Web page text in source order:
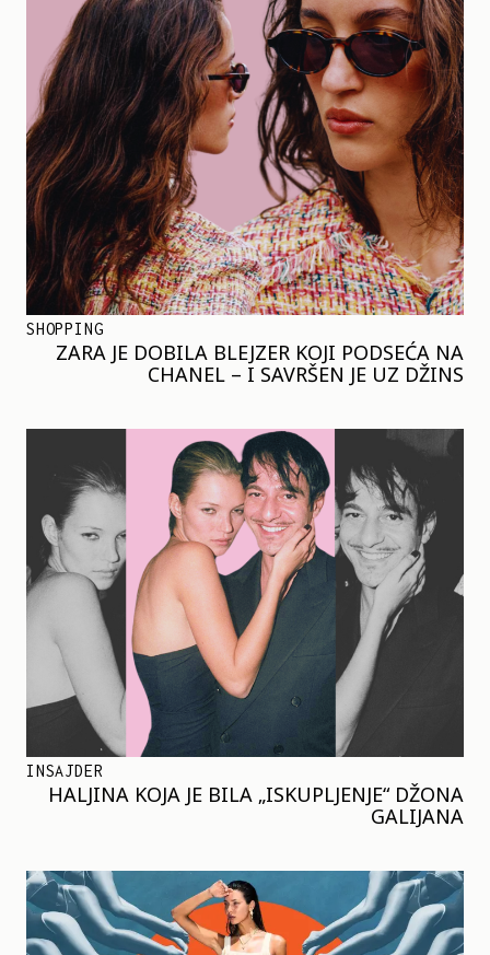
SHOPPING
ZARA JE DOBILA BLEJZER KOJI PODSEĆA NA
CHANEL – I SAVRŠEN JE UZ DŽINS
INSAJDER
HALJINA KOJA JE BILA „ISKUPLJENJE“ DŽONA
GALIJANA